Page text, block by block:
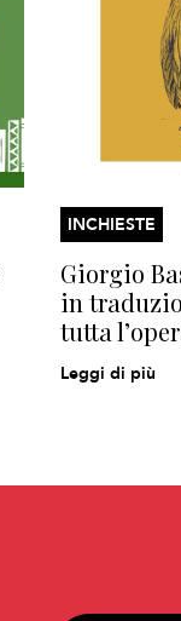
INCHIESTE
Giorgio
in
tutta
Leggi di più